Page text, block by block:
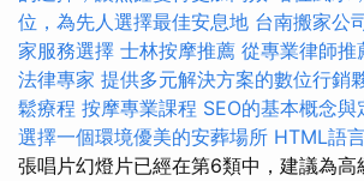
位，為先人選擇最佳安息地 台南搬家公
家服務選擇 士林按摩推薦 從專業律師推
法律專家 提供多元解決方案的數位行銷
鬆療程 按摩專業課程 SEO的基本概念與
選擇一個環境優美的安葬場所 HTML語
張唱片幻燈片已經在第6類中，建議為